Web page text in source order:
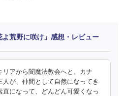
よ荒野に咲け」感想・レビュー
リアから闇魔法教会へと。カナ
が、仲間として自然になってき
直になって、どんどん可愛くなっ